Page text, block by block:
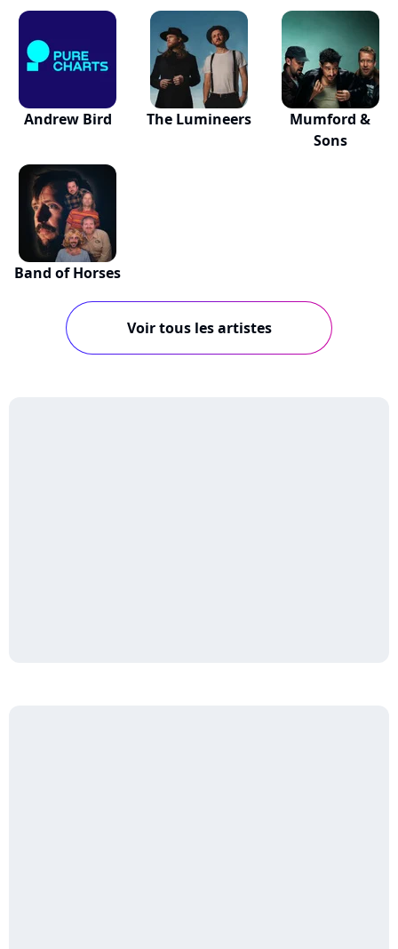
Andrew Bird The Lumineers
Mumford &
Sons
Band of Horses
Voir tous les artistes